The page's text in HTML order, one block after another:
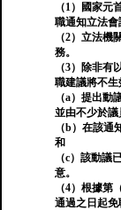
（1）國家
職通知立法會
（2）立法
務。
（3）除非
職建議將不生
（a）提出動
並由不少於議
（b）在該通
和
（c）該動議
意。
（4）根據
通過之日起免